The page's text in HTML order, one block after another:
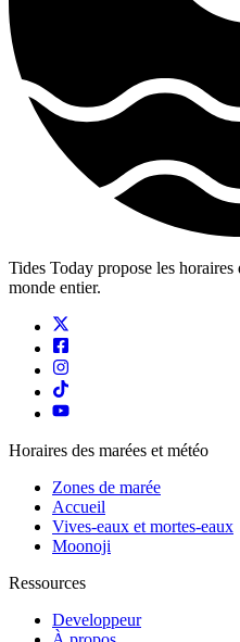
Tides Today propose les horaires
monde entier.
Horaires des marées et météo
Zones de marée
Accueil
Vives-eaux et mortes-eaux
Moonoji
Ressources
Developpeur